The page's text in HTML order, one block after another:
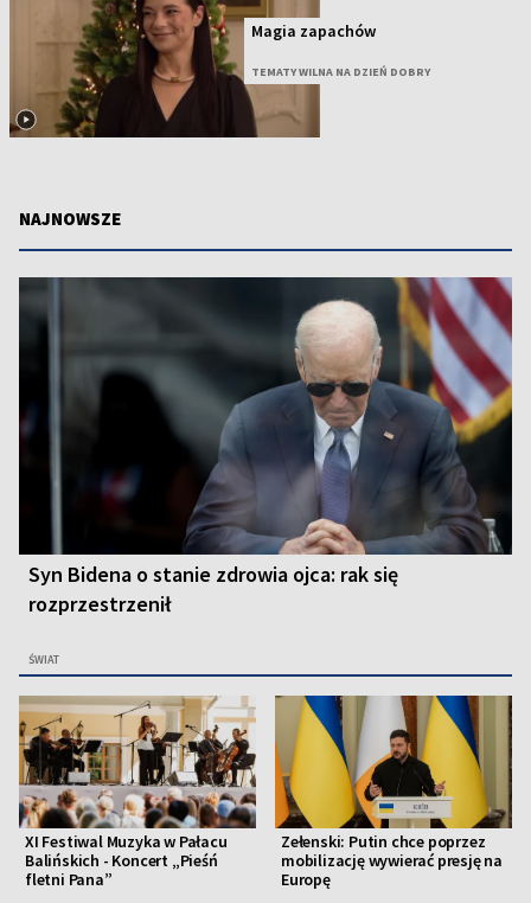
Magia zapachów
TEMATY WILNA NA DZIEŃ DOBRY
NAJNOWSZE
Syn Bidena o stanie zdrowia ojca: rak się
rozprzestrzenił
ŚWIAT
XI Festiwal Muzyka w Pałacu
Balińskich - Koncert „Pieśń
fletni Pana”
Zełenski: Putin chce poprzez
mobilizację wywierać presję na
Europę